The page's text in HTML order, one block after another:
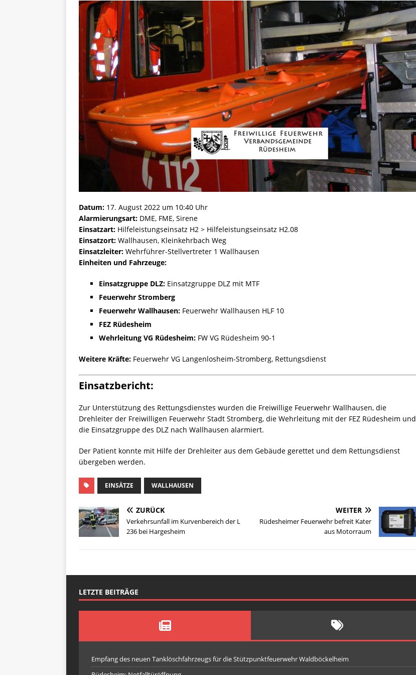
Datum: 17. August 2022 um 10:40 Uhr
Alarmierungsart: DME, FME, Sirene
Einsatzart: Hilfeleistungseinsatz H2 > Hilfeleistungseinsatz H2.08
Einsatzort: Wallhausen, Kleinkehrbach Weg
Einsatzleiter: Wehrführer-Stellvertreter 1 Wallhausen
Einheiten und Fahrzeuge:
Einsatzgruppe DLZ: Einsatzgruppe DLZ mit MTF
Feuerwehr Stromberg
Feuerwehr Wallhausen: Feuerwehr Wallhausen HLF 10
FEZ Rüdesheim
Wehrleitung VG Rüdesheim: FW VG Rüdesheim 90-1
Weitere Kräfte: Feuerwehr VG Langenlosheim-Stromberg, Rettungsdienst
Einsatzbericht:
Zur Unterstützung des Rettungsdienstes wurden die Freiwillige Feuerwehr Wallhausen, die
Drehleiter der Freiwilligen Feuerwehr Stadt Stromberg, die Wehrleitung mit der FEZ Rüdesheim und
die Einsatzgruppe des DLZ nach Wallhausen alarmiert.
Der Patient konnte mit Hilfe der Drehleiter aus dem Gebäude gerettet und dem Rettungsdienst
übergeben werden.
EINSÄTZE WALLHAUSEN
ZURÜCK
Verkehrsunfall im Kurvenbereich der L
236 bei Hargesheim
WEITER
Rüdesheimer Feuerwehr befreit Kater
aus Motorraum
LETZTE BEITRÄGE
Empfang des neuen Tanklöschfahrzeugs für die Stützpunktfeuerwehr Waldböckelheim